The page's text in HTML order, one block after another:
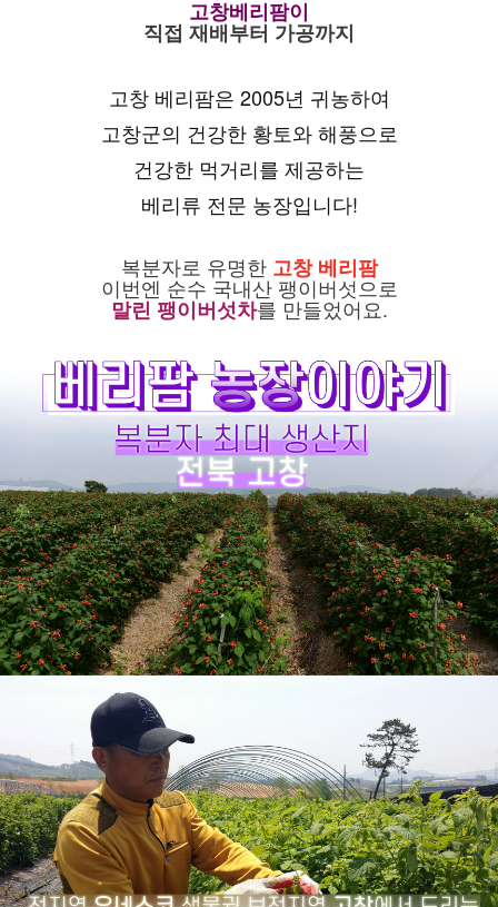
고창베리팜이
직접 재배부터 가공까지
고창 베리팜은 2005년 귀농하여
고창군의 건강한 황토와 해풍으로
건강한 먹거리를 제공하는
베리류 전문 농장입니다!
복분자로 유명한고창 베리팜
이번엔 순수 국내산 팽이버섯으로
말린 팽이버섯차를 만들었어요.